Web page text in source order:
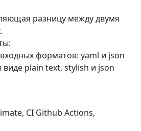
разницу между двумя
форматов: yaml и json
виде plain text, stylish и json
CI Github Actions,